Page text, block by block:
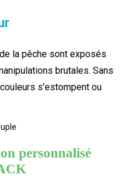
la pêche sont exposés
brutales. Sans
s'estompent ou
personnalisé